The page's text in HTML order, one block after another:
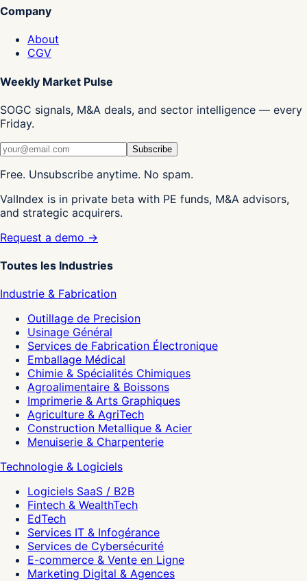
Company
About
CGV
Weekly Market Pulse
SOGC signals, M&A deals, and sector intelligence — every
Friday.
Subscribe
Free. Unsubscribe anytime. No spam.
ValIndex is in private beta with PE funds, M&A advisors,
and strategic acquirers.
Request a demo →
Toutes les Industries
Industrie & Fabrication
Outillage de Precision
Usinage Général
Services de Fabrication Électronique
Emballage Médical
Chimie & Spécialités Chimiques
Agroalimentaire & Boissons
Imprimerie & Arts Graphiques
Agriculture & AgriTech
Construction Metallique & Acier
Menuiserie & Charpenterie
Technologie & Logiciels
Logiciels SaaS / B2B
Fintech & WealthTech
EdTech
Services IT & Infogérance
Services de Cybersécurité
E-commerce & Vente en Ligne
Marketing Digital & Agences